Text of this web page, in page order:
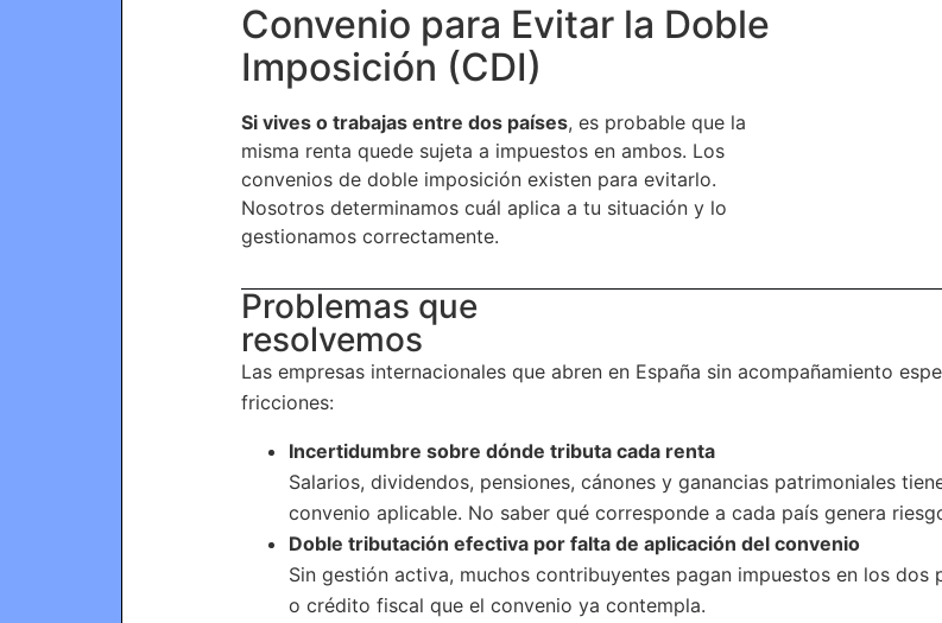
Convenio para Evitar la Doble
Imposición (CDI)
Si vives o trabajas entre dos países, es probable que la
misma renta quede sujeta a impuestos en ambos. Los
convenios de doble imposición existen para evitarlo.
Nosotros determinamos cuál aplica a tu situación y lo
gestionamos correctamente.
Problemas que
resolvemos
Las empresas internacionales que abren en España sin acompañamiento
fricciones:
Incertidumbre sobre dónde tributa cada renta
Salarios, dividendos, pensiones, cánones y ganancias patrimoniales
convenio aplicable. No saber qué corresponde a cada país genera
Doble tributación efectiva por falta de aplicación del convenio
Sin gestión activa, muchos contribuyentes pagan impuestos en los dos
o crédito fiscal que el convenio ya contempla.